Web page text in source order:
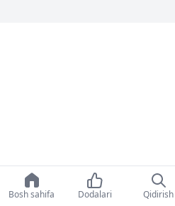
Bosh sahifa Dodalari Qidirish